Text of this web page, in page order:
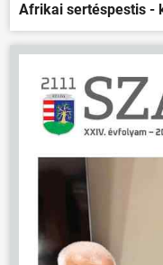
Afrikai sertéspestis -